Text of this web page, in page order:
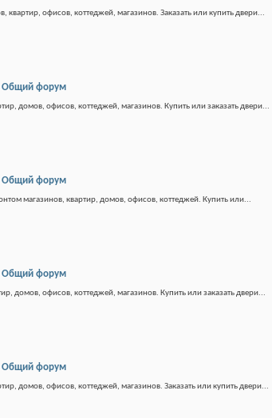
квартир, офисов, коттеджей, магазинов. Заказать или купить двери...
Общий форум
домов, офисов, коттеджей, магазинов. Купить или заказать двери...
Общий форум
магазинов, квартир, домов, офисов, коттеджей. Купить или...
Общий форум
домов, офисов, коттеджей, магазинов. Купить или заказать двери...
Общий форум
домов, офисов, коттеджей, магазинов. Заказать или купить двери...